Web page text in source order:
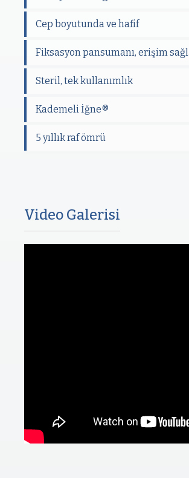
Cep boyutunda ve hafif
Fiksasyon pansumanı, erişim
Steril, tek kullanımlık
Kademeli İğne®
5 yıllık raf ömrü
Video Galerisi